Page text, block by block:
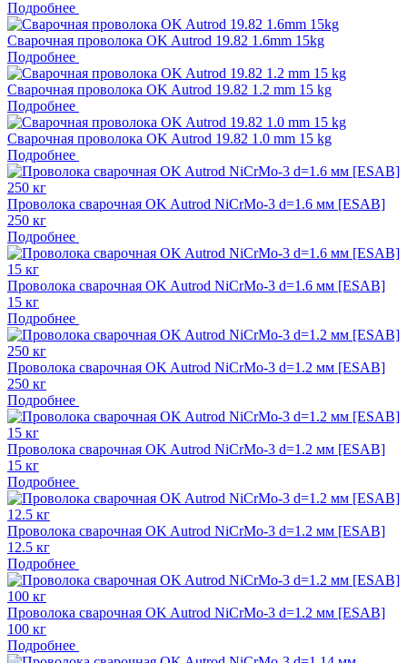
Подробнее
Сварочная проволока OK Autrod 19.82 1.6mm 15kg
Подробнее
Сварочная проволока OK Autrod 19.82 1.2 mm 15 kg
Подробнее
Сварочная проволока OK Autrod 19.82 1.0 mm 15 kg
Подробнее
Проволока сварочная OK Autrod NiCrMo-3 d=1.6 мм [ESAB]
250 кг
Подробнее
Проволока сварочная OK Autrod NiCrMo-3 d=1.6 мм [ESAB]
15 кг
Подробнее
Проволока сварочная OK Autrod NiCrMo-3 d=1.2 мм [ESAB]
250 кг
Подробнее
Проволока сварочная OK Autrod NiCrMo-3 d=1.2 мм [ESAB]
15 кг
Подробнее
Проволока сварочная OK Autrod NiCrMo-3 d=1.2 мм [ESAB]
12.5 кг
Подробнее
Проволока сварочная OK Autrod NiCrMo-3 d=1.2 мм [ESAB]
100 кг
Подробнее